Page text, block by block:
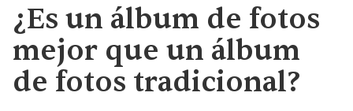
¿Es un álbum de fotos
mejor que un álbum
de fotos tradicional?